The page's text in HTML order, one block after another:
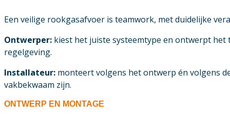
Een veilige rookgasafvoer is teamwork, met duidelijke
Ontwerper: kiest het juiste systeemtype en ontwerpt
regelgeving.
Installateur: monteert volgens het ontwerp én volgens
vakbekwaam zijn.
ONTWERP EN MONTAGE